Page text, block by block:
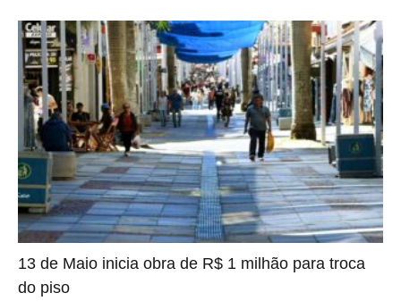
13 de Maio inicia obra de R$ 1 milhão para troca
do piso